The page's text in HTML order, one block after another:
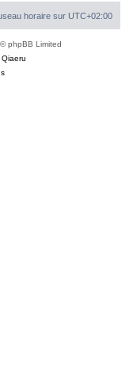
horaire sur UTC+02:00
phpBB Limited
Qiaeru